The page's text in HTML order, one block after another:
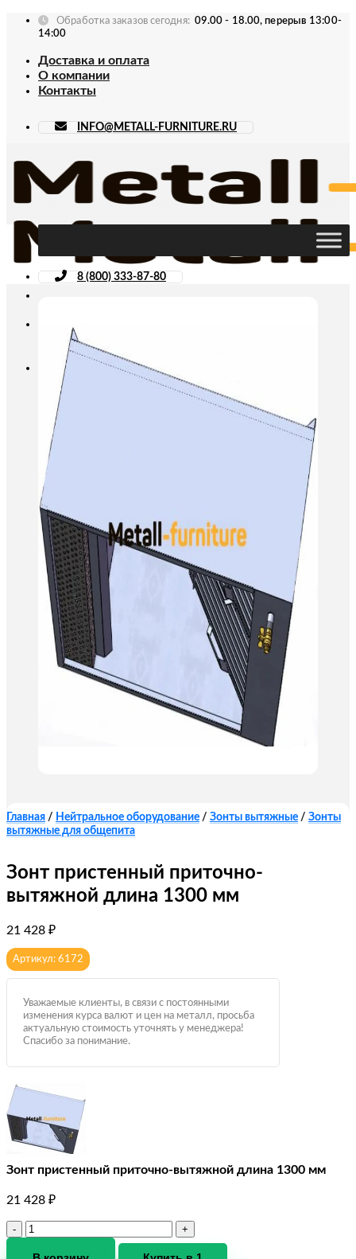
Skip
Обработка заказов сегодня: 09.00 - 18.00, перерыв 13:00-
14:00
Доставка и оплата
О компании
Контакты
INFO@METALL-FURNITURE.RU
8 (800) 333-87-80
Главная / Нейтральное оборудование / Зонты вытяжные / Зонты
вытяжные для общепита
Зонт пристенный приточно-
вытяжной длина 1300 мм
21 428 ₽
Артикул: 6172
Уважаемые клиенты, в связи с постоянными
изменения курса валют и цен на металл, просьба
актуальную стоимость уточнять у менеджера!
Спасибо за понимание.
Зонт пристенный приточно-вытяжной длина 1300 мм
21 428 ₽
Количество